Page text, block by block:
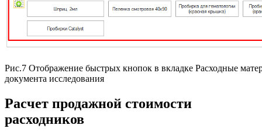
Рис.7 Отображение быстрых кнопок в вкладке Расходные
документа исследования
Расчет продажной стоимости
расходников